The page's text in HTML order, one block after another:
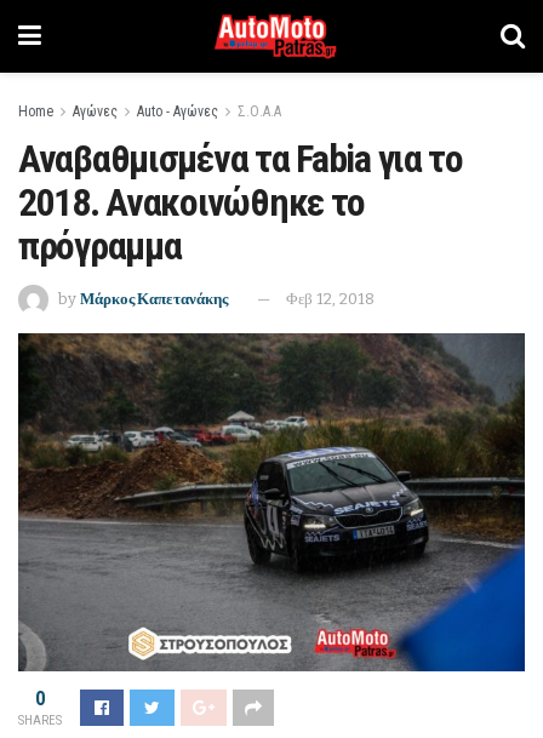
Home Αγώνες Auto - Αγώνες Σ.Ο.Α.Α
Αναβαθμισμένα τα Fabia για το
2018. Ανακοινώθηκε το
πρόγραμμα
by Μάρκος Καπετανάκης Φεβ 12, 2018
0
SHARES